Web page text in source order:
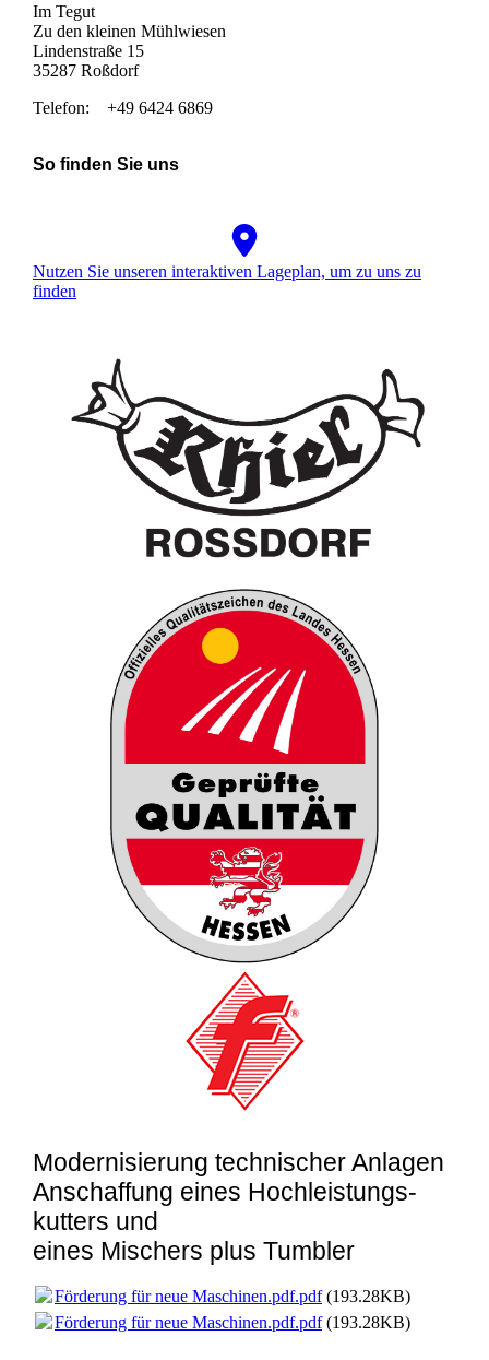
Im Tegut
Zu den kleinen Mühlwiesen
Lindenstraße 15
35287 Roßdorf
Telefon: +49 6424 6869
So finden Sie uns
Nutzen Sie unseren interaktiven La­ge­plan, um zu uns zu
finden
Modernisierung technischer Anlagen
Anschaffung eines Hochleistungs-
kutters und
eines Mischers plus Tumbler
Förderung für neue Maschinen.pdf.pdf(193.28KB)
Förderung für neue Maschinen.pdf.pdf(193.28KB)